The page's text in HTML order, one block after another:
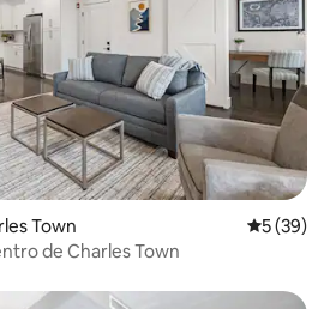
Town
5 (39)
de Charles Town